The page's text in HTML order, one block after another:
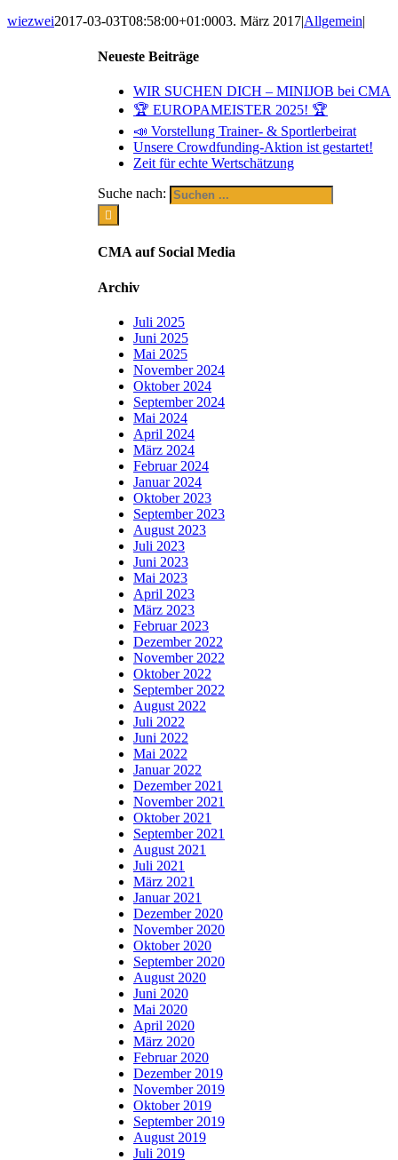
wiezwei2017-03-03T08:58:00+01:0003. März 2017|Allgemein|
Neueste Beiträge
WIR SUCHEN DICH – MINIJOB bei CMA
🏆 EUROPAMEISTER 2025! 🏆
📣 Vorstellung Trainer- & Sportlerbeirat
Unsere Crowdfunding-Aktion ist gestartet!
Zeit für echte Wertschätzung
Suche nach:
CMA auf Social Media
Archiv
Juli 2025
Juni 2025
Mai 2025
November 2024
Oktober 2024
September 2024
Mai 2024
April 2024
März 2024
Februar 2024
Januar 2024
Oktober 2023
September 2023
August 2023
Juli 2023
Juni 2023
Mai 2023
April 2023
März 2023
Februar 2023
Dezember 2022
November 2022
Oktober 2022
September 2022
August 2022
Juli 2022
Juni 2022
Mai 2022
Januar 2022
Dezember 2021
November 2021
Oktober 2021
September 2021
August 2021
Juli 2021
März 2021
Januar 2021
Dezember 2020
November 2020
Oktober 2020
September 2020
August 2020
Juni 2020
Mai 2020
April 2020
März 2020
Februar 2020
Dezember 2019
November 2019
Oktober 2019
September 2019
August 2019
Juli 2019